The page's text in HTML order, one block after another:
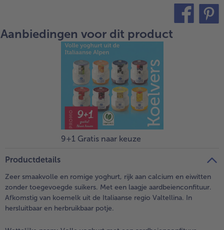
teilen
Aanbiedingen voor dit product
9+1 Gratis naar keuze
Productdetails
Zeer smaakvolle en romige yoghurt, rijk aan calcium en eiwitten
zonder toegevoegde suikers. Met een laagje aardbeienconfituur.
Afkomstig van koemelk uit de Italiaanse regio Valtellina. In
hersluitbaar en herbruikbaar potje.